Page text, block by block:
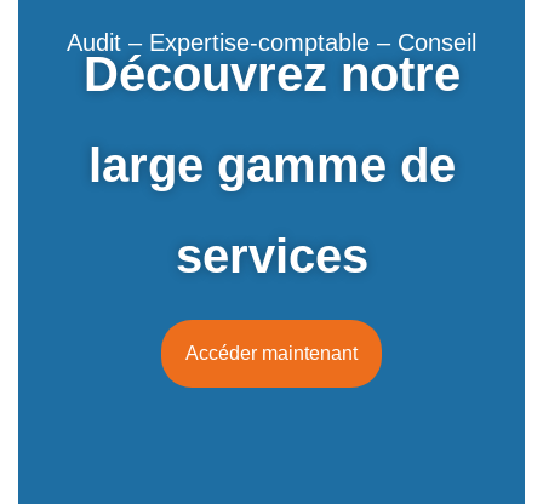
Audit – Expertise-comptable – Conseil
Découvrez notre
large gamme de
services
Accéder maintenant